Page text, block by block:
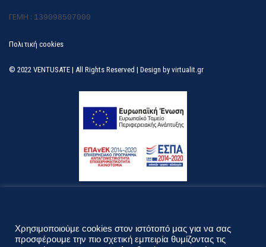
ΓΕΜΗ : 139098507000
Πολιτική cookies
© 2022 VENTUSATE | All Rights Reserved | Design by virtualit.gr
Δευτέρα - Παρασκευή 09.00 - 18.00
Χρησιμοποιούμε cookies στον ιστότοπό μας για να σας
προσφέρουμε την πιο σχετική εμπειρία θυμίζοντας τις